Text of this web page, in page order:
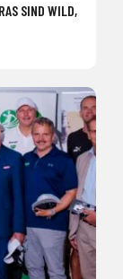
SIND WILD,